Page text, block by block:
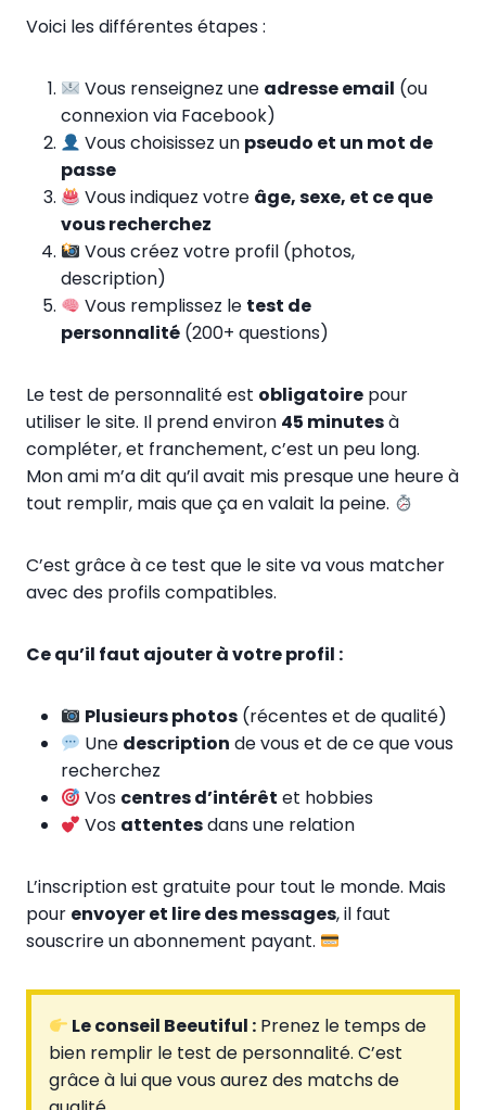
Voici les différentes étapes :
Vous renseignez une adresse email (ou
connexion via Facebook)
Vous choisissez un pseudo et un mot de
passe
Vous indiquez votre âge, sexe, et ce que
vous recherchez
Vous créez votre profil (photos,
description)
Vous remplissez le test de
personnalité (200+ questions)
Le test de personnalité est obligatoire pour
utiliser le site. Il prend environ 45 minutesà
compléter, et franchement, c’est un peu long.
Mon ami m’a dit qu’il avait mis presque une heure à
tout remplir, mais que ça en valait la peine.
C’est grâce à ce test que le site va vous matcher
avec des profils compatibles.
Ce qu’il faut ajouter à votre profil :
Plusieurs photos (récentes et de qualité)
Une description de vous et de ce que vous
recherchez
Vos centres d’intérêt et hobbies
Vos attentesdans une relation
L’inscription est gratuite pour tout le monde. Mais
pour envoyer et lire des messages, il faut
souscrire un abonnement payant.
Le conseil Beeutiful : Prenez le temps de
bien remplir le test de personnalité. C’est
grâce à lui que vous aurez des matchs de